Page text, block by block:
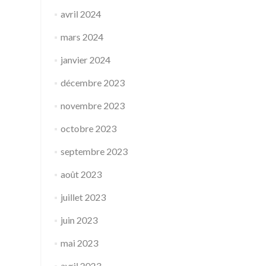
avril 2024
mars 2024
janvier 2024
décembre 2023
novembre 2023
octobre 2023
septembre 2023
août 2023
juillet 2023
juin 2023
mai 2023